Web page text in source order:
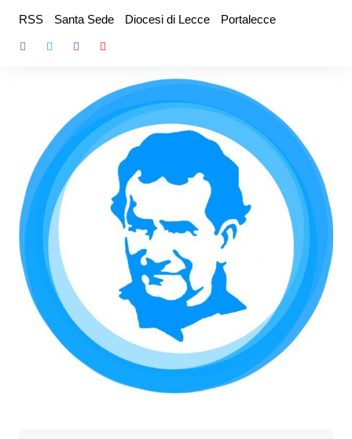
contenuto
RSS Santa Sede Diocesi di Lecce Portalecce